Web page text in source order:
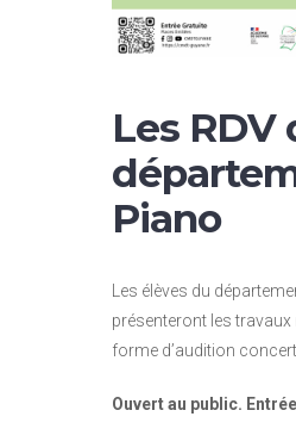
Les RDV
Piano
Les élèves du
présenteront les
forme d’audition concert.
Ouvert au public.